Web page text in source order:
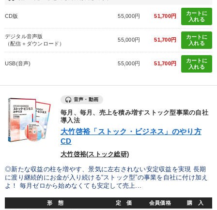
CD版 55,000円 51,700円
カートに
入れる
デジタル音声版
（配信＋ダウンロード）
55,000円 51,700円
カートに
入れる
USB(音声) 55,000円 51,700円
カートに
入れる
音声・動画
毎月、毎月、売上を積み増すストック型事業の自社
導入法
大竹啓裕「ストック・ビジネス」のやり方
CD
大竹啓裕(ストック総研)
◎新たな収益の柱を増やす、景気に左右されない安定収益を実現 長期
に渡り継続的にお金が入り続ける“ストック型”の事業を自社に付け加え
よ！ 毎月ゼロから始めなくても安定して売上...
形 態 定 価 会員価格 購 入